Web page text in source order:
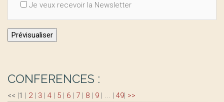
Je veux recevoir la Newsletter
CONFERENCES :
<< |1 | 2| 3 | 4 | 5 | 6 | 7 | 8 | 9 | ... | 49| >>